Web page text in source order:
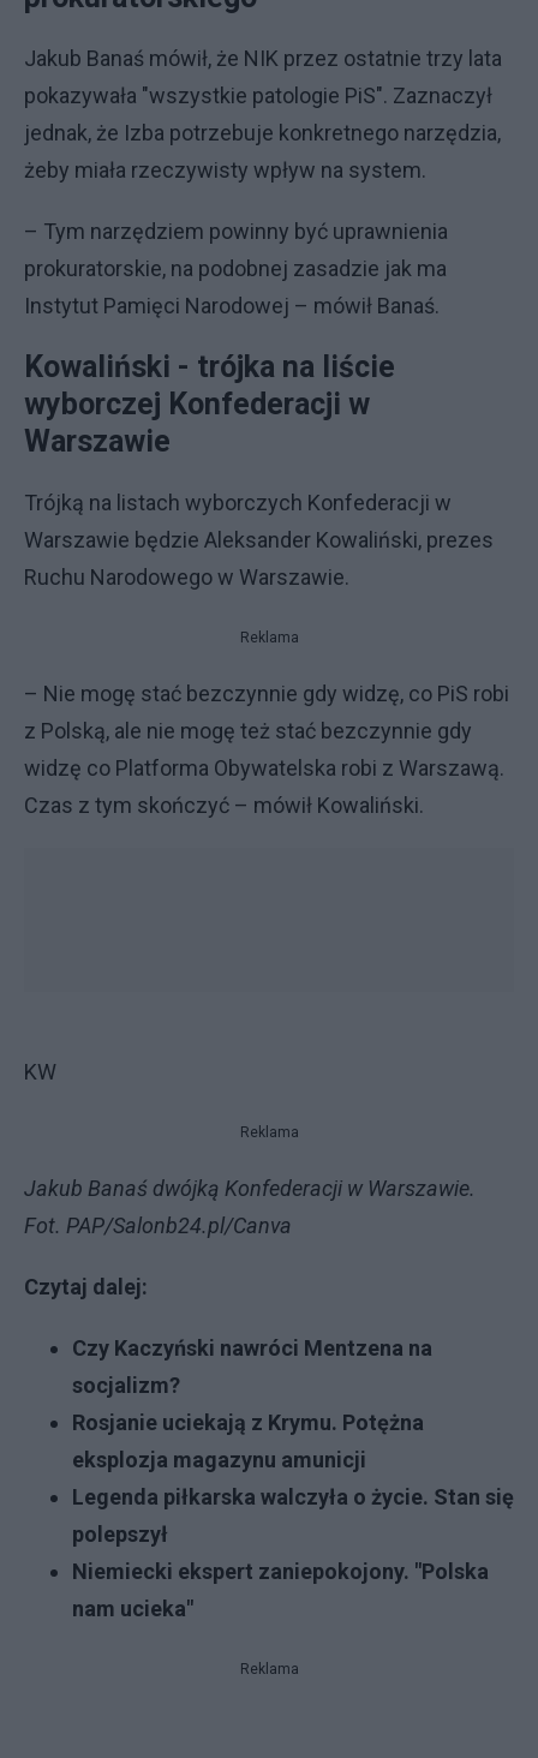
Jakub Banaś mówił, że NIK przez ostatnie trzy lata
pokazywała "wszystkie patologie PiS". Zaznaczył
jednak, że Izba potrzebuje konkretnego narzędzia,
żeby miała rzeczywisty wpływ na system.
– Tym narzędziem powinny być uprawnienia
prokuratorskie, na podobnej zasadzie jak ma
Instytut Pamięci Narodowej – mówił Banaś.
Kowaliński - trójka na liście
wyborczej Konfederacji w
Warszawie
Trójką na listach wyborczych Konfederacji w
Warszawie będzie Aleksander Kowaliński, prezes
Ruchu Narodowego w Warszawie.
Reklama
– Nie mogę stać bezczynnie gdy widzę, co PiS robi
z Polską, ale nie mogę też stać bezczynnie gdy
widzę co Platforma Obywatelska robi z Warszawą.
Czas z tym skończyć – mówił Kowaliński.
KW
Reklama
Jakub Banaś dwójką Konfederacji w Warszawie.
Fot. PAP/Salonb24.pl/Canva
Czytaj dalej:
Czy Kaczyński nawróci Mentzena na
socjalizm?
Rosjanie uciekają z Krymu. Potężna
eksplozja magazynu amunicji
Legenda piłkarska walczyła o życie. Stan się
polepszył
Niemiecki ekspert zaniepokojony. "Polska
nam ucieka"
Reklama